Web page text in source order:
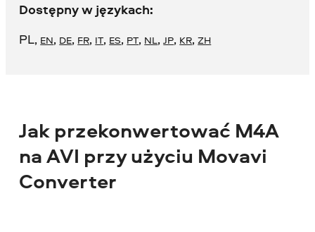
Dostępny w językach:
PL, EN, DE, FR, IT, ES, PT, NL,JP, KR,ZH
Jak przekonwertować M4A
na AVI przy użyciu Movavi
Converter